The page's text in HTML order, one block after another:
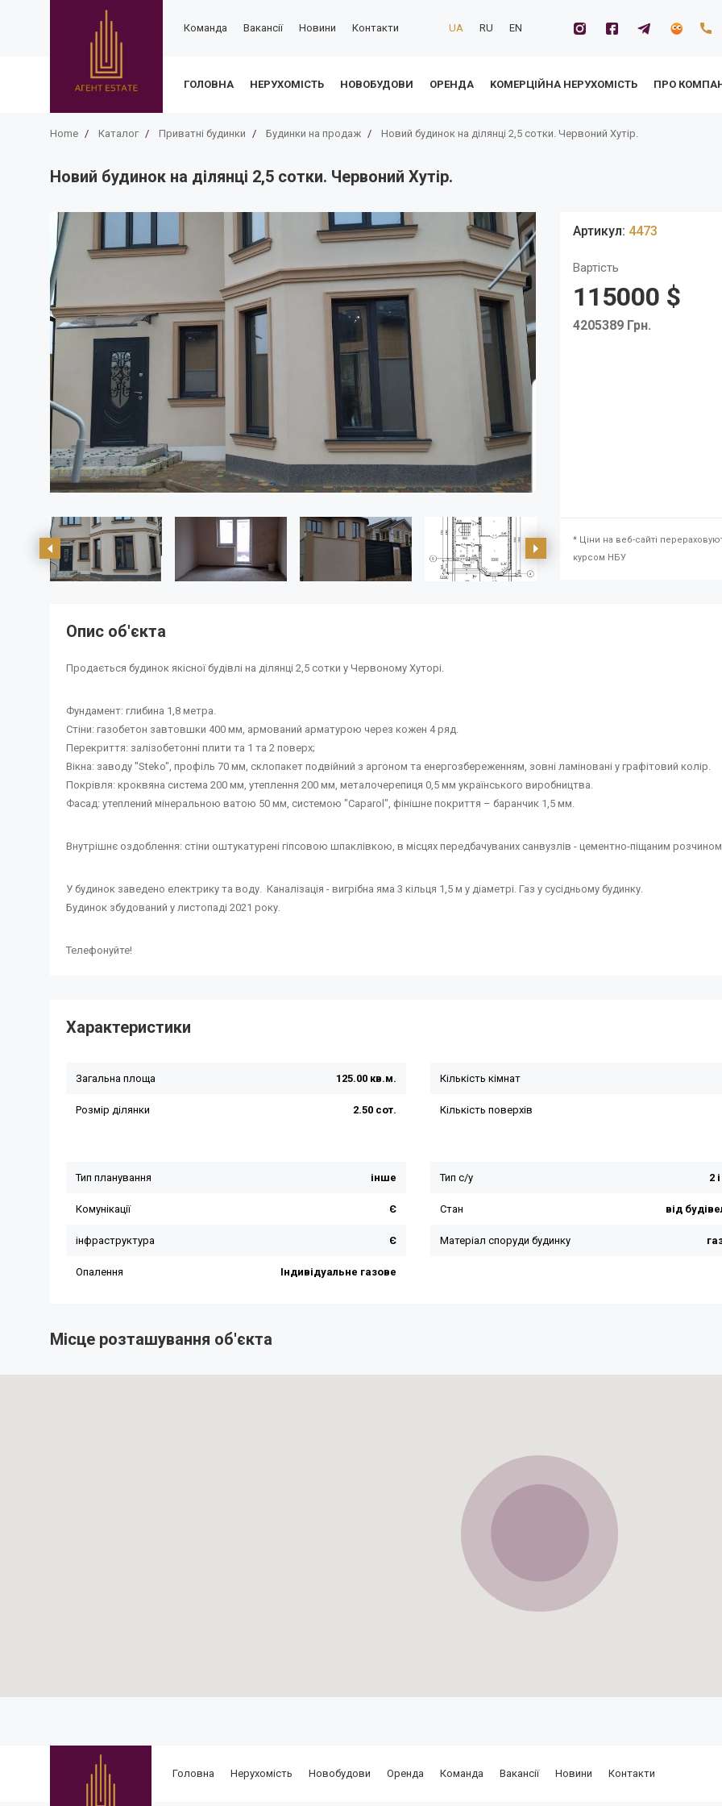
Команда Вакансії Новини Контакти UA RU EN
ГОЛОВНА НЕРУХОМІСТЬ НОВОБУДОВИ ОРЕНДА KОМЕРЦІЙНА НЕРУХОМІСТЬ ПРО
Home / Каталог / Приватні будинки / Будинки на продаж / Новий будинок на ділянці 2,5 сотки. Червоний Хутір.
Новий будинок на ділянці 2,5 сотки. Червоний Хутір.
Артикул: 4473
Вартість
115000 $
4205389 Грн.
* Ціни на веб-сайті
курсом НБУ
Опис об'єкта
Продається будинок якісної будівлі на ділянці 2,5 сотки у Червоному Хуторі.
Фундамент: глибина 1,8 метра.
Стіни: газобетон завтовшки 400 мм, армований арматурою через кожен 4 ряд.
Перекриття: залізобетонні плити та 1 та 2 поверх;
Вікна: заводу "Steko", профіль 70 мм, склопакет подвійний з аргоном та енергозбереженням, зовні ламіновані у графітовий колір.
Покрівля: кроквяна система 200 мм, утеплення 200 мм, металочерепиця 0,5 мм українського виробництва.
Фасад: утеплений мінеральною ватою 50 мм, системою "Caparol", фінішне покриття – баранчик 1,5 мм.
Внутрішнє оздоблення: стіни оштукатурені гіпсовою шпаклівкою, в місцях передбачуваних санвузлів - цементно-піщаним
У будинок заведено електрику та воду. Каналізація - вигрібна яма 3 кільця 1,5 м у діаметрі. Газ у сусідньому будинку.
Будинок збудований у листопаді 2021 року.
Телефонуйте!
Характеристики
Місце розташування об'єкта
Головна Нерухомість Новобудови Оренда Команда Вакансії Новини Контакти